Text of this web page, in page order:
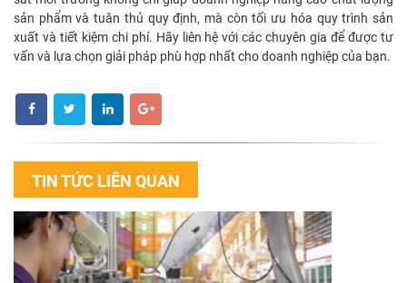
sản phẩm và tuân thủ quy định, mà còn tối ưu hóa quy trình sản
xuất và tiết kiệm chi phí. Hãy liên hệ với các chuyên gia để được tư
vấn và lựa chọn giải pháp phù hợp nhất cho doanh nghiệp của bạn.
TIN TỨC LIÊN QUAN